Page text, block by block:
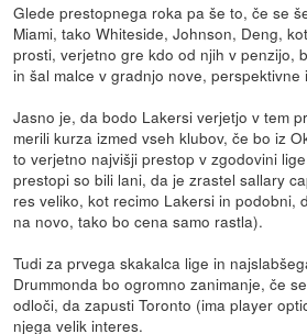
Glede prestopnega roka pa še to, če se
Miami, tako Whiteside, Johnson, Deng,
prosti, verjetno gre kdo od njih v penzijo,
in šal malce v gradnjo nove, perspektivne
Jasno je, da bodo Lakersi verjetjo v tem
merili kurza izmed vseh klubov, če bo iz
to verjetno najvišji prestop v zgodovini
prestopi so bili lani, da je zrastel sallary
res veliko, kot recimo Lakersi in podobni,
na novo, tako bo cena samo rastla).
Tudi za prvega skakalca lige in
Drummonda bo ogromno zanimanje, če
odloči, da zapusti Toronto (ima player
njega velik interes.